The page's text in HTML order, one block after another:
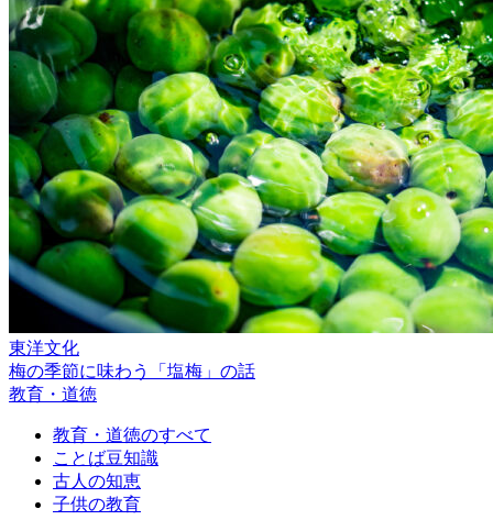
東洋文化
梅の季節に味わう「塩梅」の話
教育・道徳
教育・道徳のすべて
ことば豆知識
古人の知恵
子供の教育